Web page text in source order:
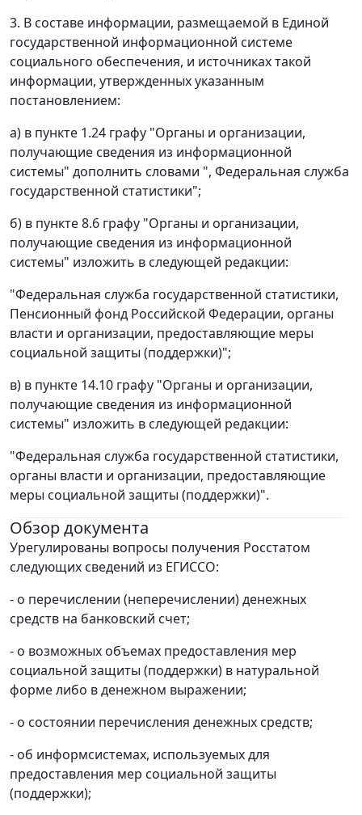
3. В составе информации, размещаемой в Единой
государственной информационной системе
социального обеспечения, и источниках такой
информации, утвержденных указанным
постановлением:
а) в пункте 1.24 графу "Органы и организации,
получающие сведения из информационной
системы" дополнить словами ", Федеральная служба
государственной статистики";
б) в пункте 8.6 графу "Органы и организации,
получающие сведения из информационной
системы" изложить в следующей редакции:
"Федеральная служба государственной статистики,
Пенсионный фонд Российской Федерации, органы
власти и организации, предоставляющие меры
социальной защиты (поддержки)";
в) в пункте 14.10 графу "Органы и организации,
получающие сведения из информационной
системы" изложить в следующей редакции:
"Федеральная служба государственной статистики,
органы власти и организации, предоставляющие
меры социальной защиты (поддержки)".
Обзор документа
Урегулированы вопросы получения Росстатом
следующих сведений из ЕГИССО:
- о перечислении (неперечислении) денежных
средств на банковский счет;
- о возможных объемах предоставления мер
социальной защиты (поддержки) в натуральной
форме либо в денежном выражении;
- о состоянии перечисления денежных средств;
- об информсистемах, используемых для
предоставления мер социальной защиты
(поддержки);